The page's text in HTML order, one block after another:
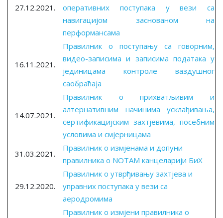
27.12.2021.
оперативних поступака у вези са
навигацијом заснованом на
перформансама
16.11.2021.
Правилник о поступању са говорним,
видео-записима и записима података у
јединицама контроле ваздушног
саобраћаја
14.07.2021.
Правилник о прихватљивим и
алтернативним начинима усклађивања,
сертификацијским захтјевима, посебним
условима и смјерницама
31.03.2021.
Правилник о измјенама и допуни
правилника о NOTAM канцеларији БиХ
29.12.2020.
Правилник о утврђивању захтјева и
управних поступака у вези са
аеродромима
Правилник о измјени правилника о